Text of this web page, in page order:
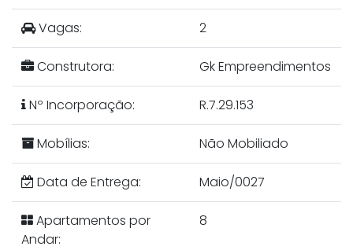
Vagas: 2
Construtora: Gk Empreendimentos
Nº Incorporação: R.7.29.153
Mobílias: Não Mobiliado
Data de Entrega: Maio/0027
Apartamentos por
Andar:
8